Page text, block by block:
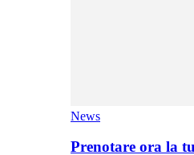
News
Prenotare ora la